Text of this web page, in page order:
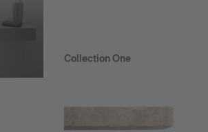
Collection One